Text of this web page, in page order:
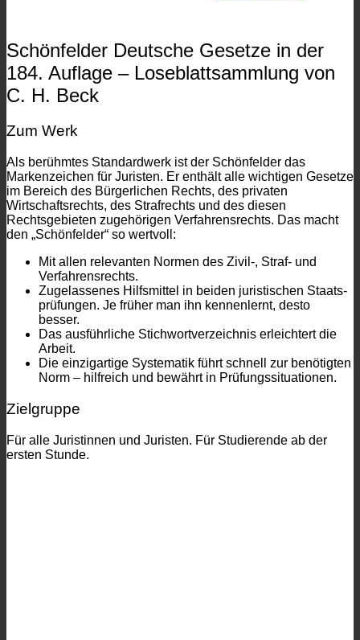
Schönfelder Deutsche Gesetze in der
184. Auflage – Loseblattsammlung von
C. H. Beck
Zum Werk
Als berühmtes Standardwerk ist der Schönfelder das
Markenzeichen für Juristen. Er enthält alle wichtigen Gesetze
im Bereich des Bürgerlichen Rechts, des privaten
Wirtschaftsrechts, des Strafrechts und des diesen
Rechtsgebieten zugehörigen Verfahrensrechts. Das macht
den „Schönfelder“ so wertvoll:
Mit allen relevanten Normen des Zivil-, Straf- und
Verfahrensrechts.
Zugelassenes Hilfsmittel in beiden juristischen Staats­
prüfungen. Je früher man ihn kennenlernt, desto
besser.
Das ausführliche Stichwortverzeichnis erleichtert die
Arbeit.
Die einzigartige Systematik führt schnell zur benötigten
Norm – hilfreich und bewährt in Prüfungssituationen.
Zielgruppe
Für alle Juristinnen und Juristen. Für Studierende ab der
ersten Stunde.